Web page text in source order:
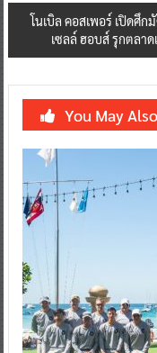
โนเบิล คอสเพอร์ เปิดศึก
เซลล์ ฮอบส์ รุกตลา
You May